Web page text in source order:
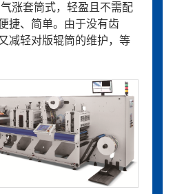
涨套筒式，轻盈且不需配
捷、简单。由于没有齿
减轻对版辊筒的维护，等